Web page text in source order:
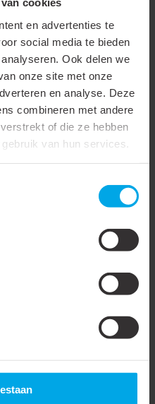
en advertenties te
social media te bieden
Ook delen we
onze site met onze
en analyse. Deze
combineren met andere
of die ze hebben
van hun services.
Vertind